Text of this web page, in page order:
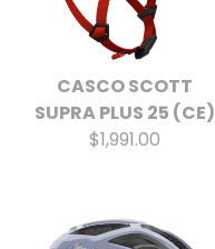
CASCO SCOTT
SUPRA PLUS 25 (CE)
$1,991.00